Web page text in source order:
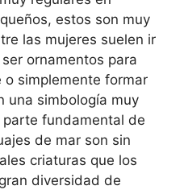
estos son muy
las mujeres suelen ir
ornamentos para
simplemente formar
una simbología muy
fundamental de
de mar son sin
criaturas que los
diversidad de